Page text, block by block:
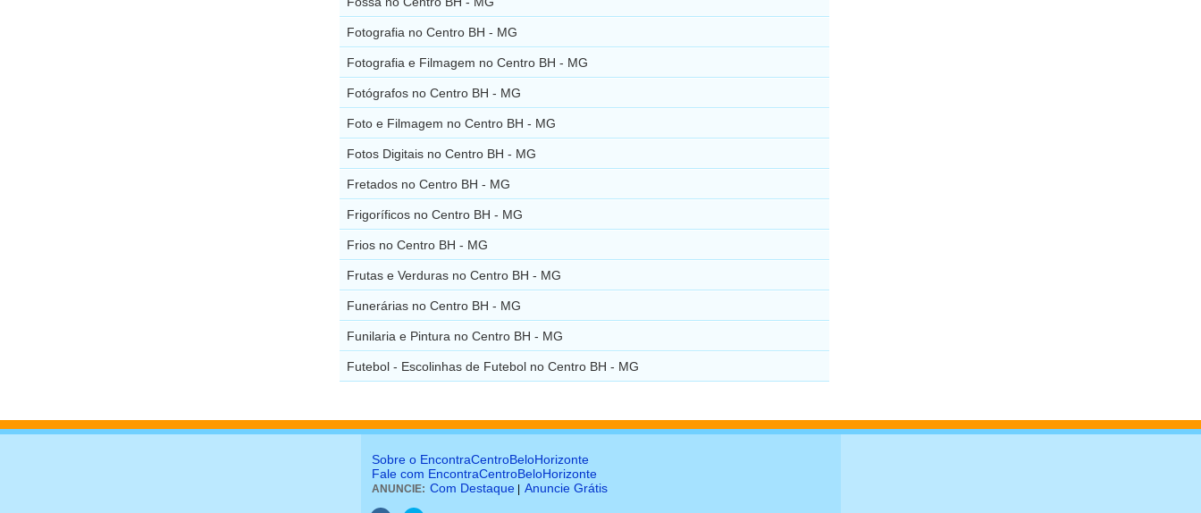
Fotografia no Centro BH - MG
Fotografia e Filmagem no Centro BH - MG
Fotógrafos no Centro BH - MG
Foto e Filmagem no Centro BH - MG
Fotos Digitais no Centro BH - MG
Fretados no Centro BH - MG
Frigoríficos no Centro BH - MG
Frios no Centro BH - MG
Frutas e Verduras no Centro BH - MG
Funerárias no Centro BH - MG
Funilaria e Pintura no Centro BH - MG
Futebol - Escolinhas de Futebol no Centro BH - MG
Sobre o EncontraCentroBeloHorizonte
Fale com EncontraCentroBeloHorizonte
ANUNCIE: Com Destaque Anuncie Grátis